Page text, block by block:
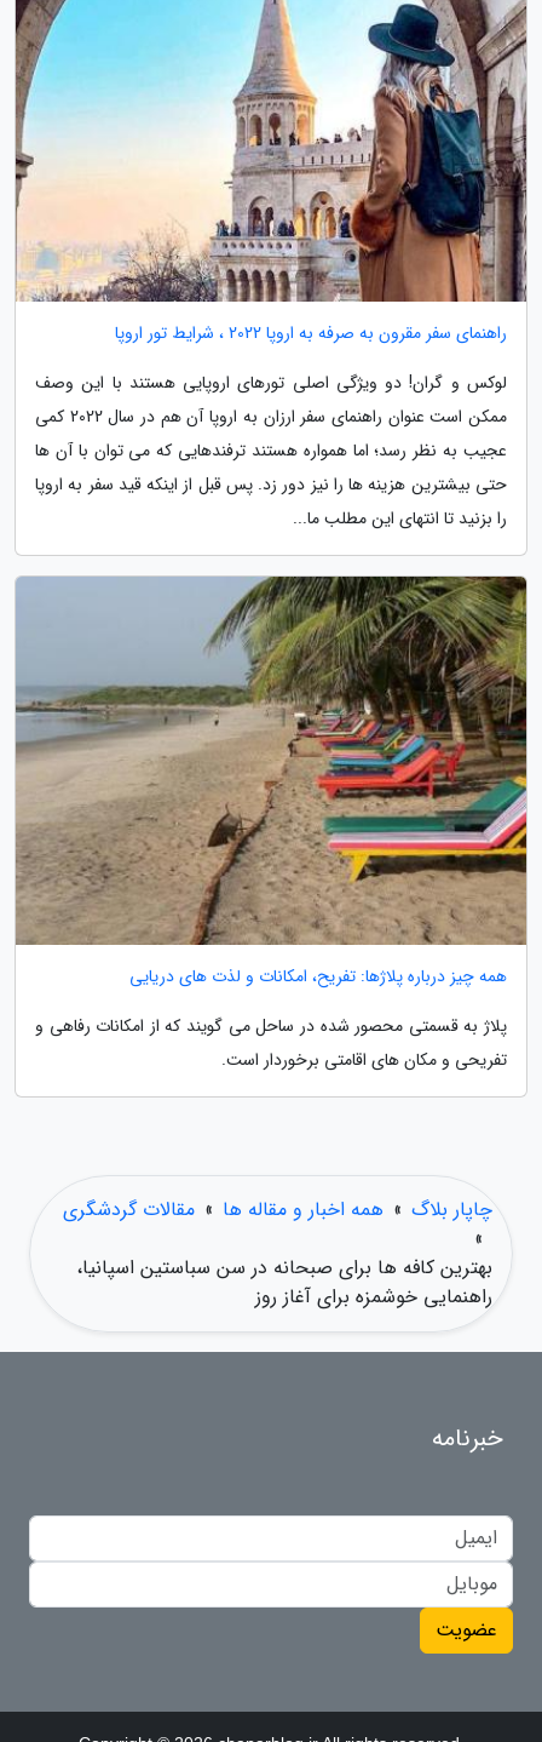
راهنمای سفر مقرون به صرفه به اروپا 2022 ، شرایط تور اروپا
لوکس و گران! دو ویژگی اصلی تورهای اروپایی هستند با این وصف
ممکن است عنوان راهنمای سفر ارزان به اروپا آن هم در سال 2022 کمی
عجیب به نظر رسد؛ اما همواره هستند ترفندهایی که می توان با آن ها
حتی بیشترین هزینه ها را نیز دور زد. پس قبل از اینکه قید سفر به اروپا
را بزنید تا انتهای این مطلب ما...
همه چیز درباره پلاژها: تفریح، امکانات و لذت های دریایی
پلاژ به قسمتی محصور شده در ساحل می گویند که از امکانات رفاهی و
تفریحی و مکان های اقامتی برخوردار است.
چاپار بلاگ » همه اخبار و مقاله ها » مقالات گردشگری
»
بهترین کافه ها برای صبحانه در سن سباستین اسپانیا،
راهنمایی خوشمزه برای آغاز روز
خبرنامه
عضویت